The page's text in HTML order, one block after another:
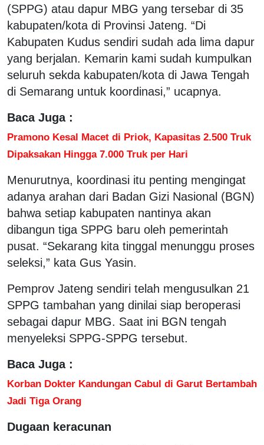
(SPPG) atau dapur MBG yang tersebar di 35
kabupaten/kota di Provinsi Jateng. “Di
Kabupaten Kudus sendiri sudah ada lima dapur
yang berjalan. Kemarin kami sudah kumpulkan
seluruh sekda kabupaten/kota di Jawa Tengah
di Semarang untuk koordinasi,” ucapnya.
Baca Juga :
Pramono Kesal Macet di Priok, Kapasitas 2.500 Truk
Dipaksakan Hingga 7.000 Truk per Hari
Menurutnya, koordinasi itu penting mengingat
adanya arahan dari Badan Gizi Nasional (BGN)
bahwa setiap kabupaten nantinya akan
dibangun tiga SPPG baru oleh pemerintah
pusat. “Sekarang kita tinggal menunggu proses
seleksi,” kata Gus Yasin.
Pemprov Jateng sendiri telah mengusulkan 21
SPPG tambahan yang dinilai siap beroperasi
sebagai dapur MBG. Saat ini BGN tengah
menyeleksi SPPG-SPPG tersebut.
Baca Juga :
Korban Dokter Kandungan Cabul di Garut Bertambah
Jadi Tiga Orang
Dugaan keracunan